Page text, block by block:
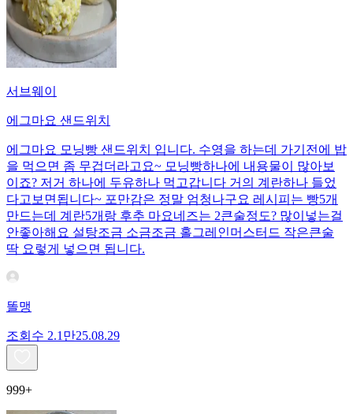
서브웨이
에그마요 샌드위치
에그마요 모닝빵 샌드위치 입니다. 수영을 하는데 가기전에 밥
을 먹으면 좀 무겁더라고요~ 모닝빵하나에 내용물이 많아보
이죠? 저거 하나에 두유하나 먹고갑니다 거의 계란하나 들었
다고보면됩니다~ 포만감은 정말 엄청나구요 레시피는 빵5개
만드는데 계란5개랑 후추 마요네즈는 2큰술정도? 많이넣는걸
안좋아해요 설탕조금 소금조금 홀그레인머스터드 작은큰술
딱 요렇게 넣으면 됩니다.
똘맹
조회수 2.1만25.08.29
999+